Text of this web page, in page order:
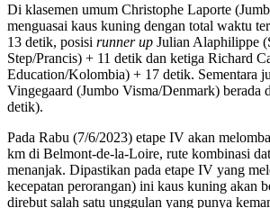
Di klasemen umum Christophe Laporte
menguasai kaus kuning dengan total waktu
13 detik, posisi runner up Julian Alaphilippe
Step/Prancis) + 11 detik dan ketiga Richard
Education/Kolombia) + 17 detik. Sementara
Vingegaard (Jumbo Visma/Denmark) berada
detik).
Pada Rabu (7/6/2023) etape IV akan
km di Belmont-de-la-Loire, rute kombinasi
menanjak. Dipastikan pada etape IV yang
kecepatan perorangan) ini kaus kuning akan
direbut salah satu unggulan yang punya